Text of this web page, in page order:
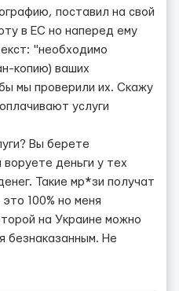
поставил на свой
в ЕС но наперед ему
"необходимо
копию) ваших
мы проверили их. Скажу
услуги
Вы берете
деньги у тех
Такие мр*зи получат
100% но меня
на Украине можно
безнаказанным. Не